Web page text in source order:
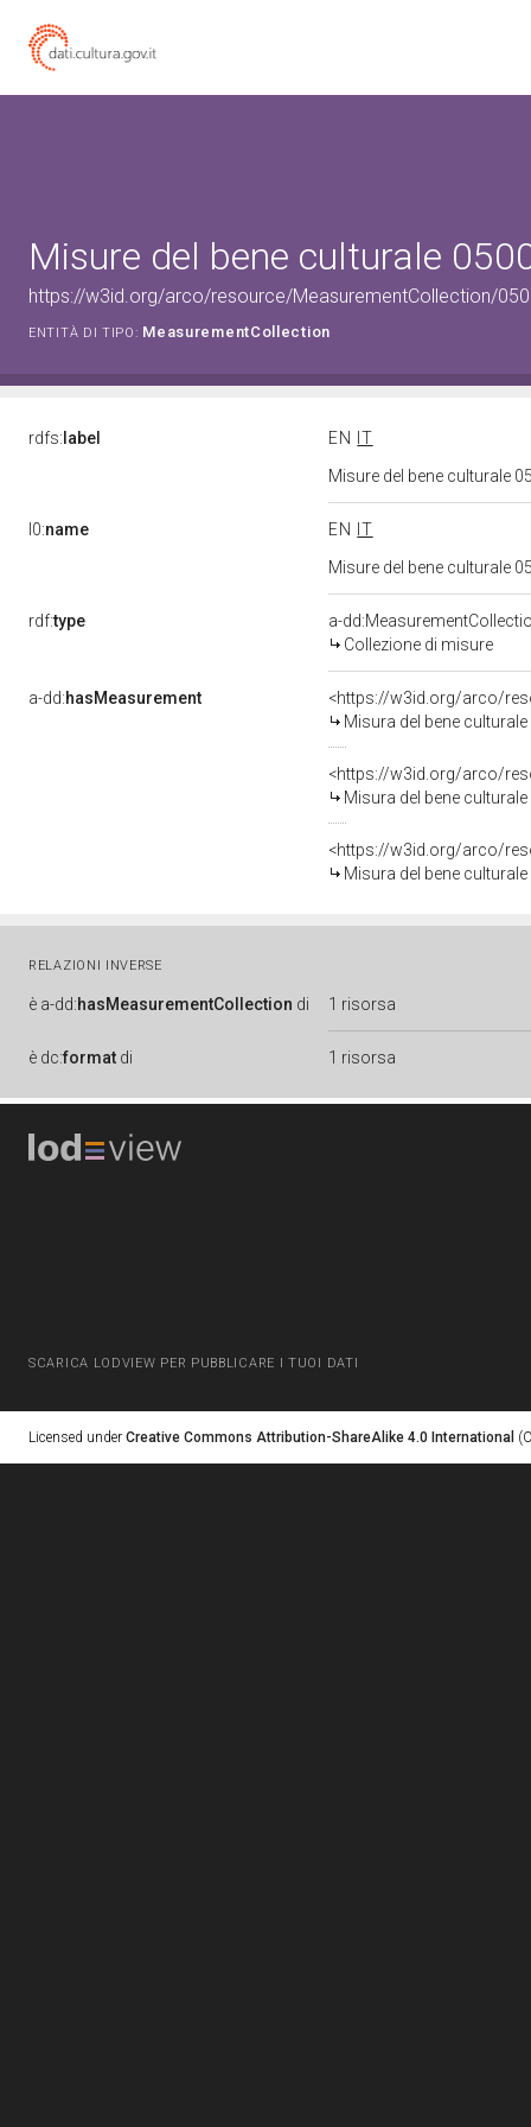
Misure del bene culturale
https://w3id.org/arco/resource/MeasurementCollection/
ENTITÀ DI TIPO: MeasurementCollection
rdfs: label EN
IT
Misure del bene culturale
l0:name EN
IT
Misure del bene culturale
rdf:type
a-
Collezione di misure
a-dd:hasMeasurement
<https://w3id.org/arco/
Misura del bene
<https://w3id.org/arco/
Misura del bene
<https://w3id.org/arco/
Misura del bene
RELAZIONI INVERSE
è a-dd:hasMeasurementCollection di 1 risorsa
è dc:format di 1 risorsa
SCARICA LODVIEW PER PUBBLICARE I TUOI DATI
Licensed under Creative Commons Attribution-ShareAlike 4.0 International